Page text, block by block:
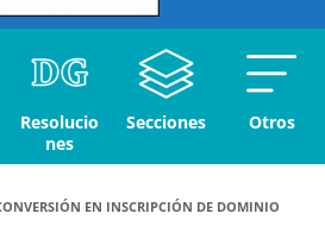
Resolucio
nes
Secciones Otros
EN INSCRIPCIÓN DE DOMINIO